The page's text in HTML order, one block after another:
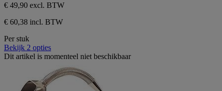
€ 49,90 excl. BTW
€ 60,38 incl. BTW
Per stuk
Bekijk 2 opties
Dit artikel is momenteel niet beschikbaar